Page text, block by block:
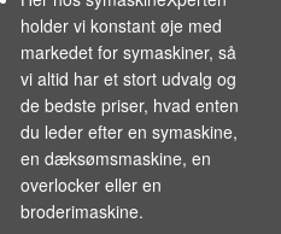
holder vi konstant øje med
markedet forsymaskiner, så
vi altid har et stort udvalg og
de bedste priser, hvad enten
du leder efter en symaskine,
en dæksømsmaskine, en
overlocker eller en
broderimaskine.